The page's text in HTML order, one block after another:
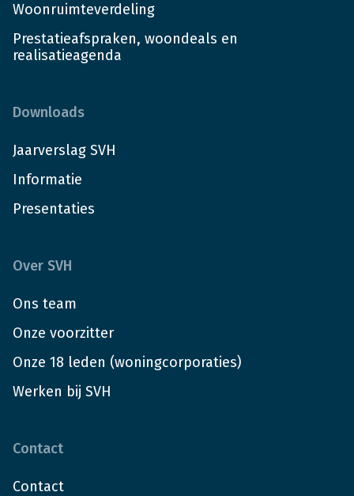
Woonruimteverdeling
Prestatieafspraken, woondeals en
realisatieagenda
Downloads
Jaarverslag SVH
Informatie
Presentaties
Over SVH
Ons team
Onze voorzitter
Onze 18 leden (woningcorporaties)
Werken bij SVH
Contact
Contact